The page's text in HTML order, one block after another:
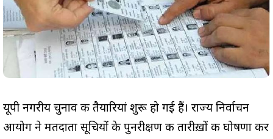
यूपी नगरीय चुनाव की तैयारियां शुरू हो गई हैं। राज्य निर्वाचन
आयोग ने मतदाता सूचियों के पुनरीक्षण की तारीख़ों की घोषणा कर